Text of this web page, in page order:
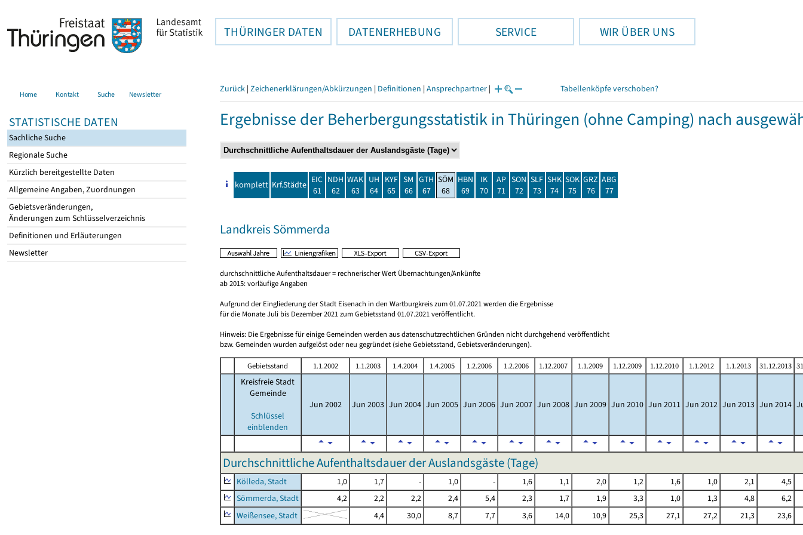
THÜRINGER DATEN DATENERHEBUNG SERVICE WIR ÜBER UNS
Home Kontakt Suche Newsletter
STATISTISCHE DATEN
Sachliche Suche
Regionale Suche
Kürzlich bereitgestellte Daten
Allgemeine Angaben, Zuordnungen
Gebietsveränderungen,
Änderungen zum Schlüsselverzeichnis
Definitionen und Erläuterungen
Newsletter
Zurück | Zeichenerklärungen/Abkürzungen | Definitionen | Ansprechpartner | Tabellenköpfe verschoben?
Ergebnisse der Beherbergungsstatistik in Thüringen (ohne Camping) nach
komplett Krf.Städte EIC
61
NDH
62
WAK
63
UH
64
KYF
65
SM
66
GTH
67
SÖM
68
HBN
69
IK
70
AP
71
SON
72
SLF
73
SHK
74
SOK
75
GRZ
76
ABG
77
Landkreis Sömmerda
durchschnittliche Aufenthaltsdauer = rechnerischer Wert Übernachtungen/Ankünfte
ab 2015: vorläufige Angaben
Aufgrund der Eingliederung der Stadt Eisenach in den Wartburgkreis zum 01.07.2021 werden die Ergebnisse
für die Monate Juli bis Dezember 2021 zum Gebietsstand 01.07.2021 veröffentlicht.
Hinweis: Die Ergebnisse für einige Gemeinden werden aus datenschutzrechtlichen Gründen nicht durchgehend veröffentlicht
bzw. Gemeinden wurden aufgelöst oder neu gegründet (siehe Gebietsstand, Gebietsveränderungen).
Gebietsstand 1.1.2002 1.1.2003 1.4.2004 1.4.2005 1.2.2006 1.2.2006 1.12.2007 1.1.2009 1.12.2009 1.12.2010 1.1.2012 1.1.2013 31.12.2013
Kreisfreie Stadt
Gemeinde
Schlüssel
einblenden
Jun 2002 Jun 2003 Jun 2004 Jun 2005 Jun 2006 Jun 2007 Jun 2008 Jun 2009 Jun 2010 Jun 2011 Jun 2012 Jun 2013 Jun 2014
Durchschnittliche Aufenthaltsdauer der Auslandsgäste (Tage)
Kölleda, Stadt 1,0 1,7 - 1,0 - 1,6 1,1 2,0 1,2 1,6 1,0 2,1
4,5
Sömmerda, Stadt
4,2 2,2 2,2 2,4 5,4 2,3 1,7 1,9 3,3 1,0 1,3 4,8
6,2
Weißensee, Stadt
4,4 30,0 8,7 7,7 3,6 14,0 10,9 25,3 27,1 27,2 21,3 23,6